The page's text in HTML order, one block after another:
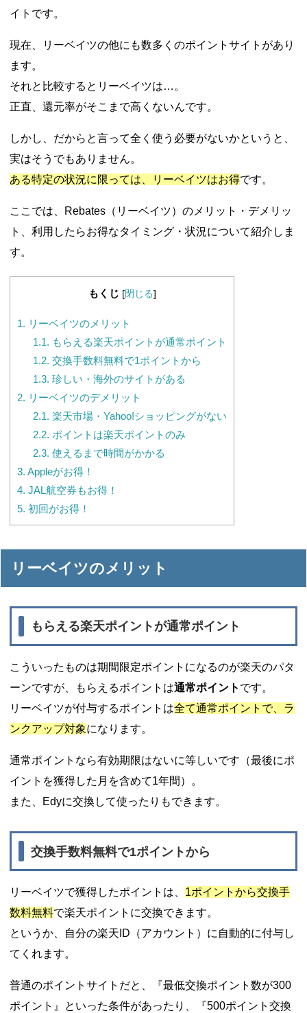
イトです。
現在、リーベイツの他にも数多くのポイントサイトがあり
ます。
それと比較するとリーベイツは…。
正直、還元率がそこまで高くないんです。
しかし、だからと言って全く使う必要がないかというと、
実はそうでもありません。
ある特定の状況に限っては、リーベイツはお得です。
ここでは、Rebates（リーベイツ）のメリット・デメリッ
ト、利用したらお得なタイミング・状況について紹介しま
す。
もくじ [閉じる]
1. リーベイツのメリット
1.1. もらえる楽天ポイントが通常ポイント
1.2. 交換手数料無料で1ポイントから
1.3. 珍しい・海外のサイトがある
2. リーベイツのデメリット
2.1. 楽天市場・Yahoo!ショッピングがない
2.2. ポイントは楽天ポイントのみ
2.3. 使えるまで時間がかかる
3. Appleがお得！
4. JAL航空券もお得！
5. 初回がお得！
リーベイツのメリット
もらえる楽天ポイントが通常ポイント
こういったものは期間限定ポイントになるのが楽天のパタ
ーンですが、もらえるポイントは通常ポイント です。
リーベイツが付与するポイントは全て通常ポイントで、ラ
ンクアップ対象になります。
通常ポイントなら有効期限はないに等しいです（最後にポ
イントを獲得した月を含めて1年間）。
また、Edyに交換して使ったりもできます。
交換手数料無料で1ポイントから
リーベイツで獲得したポイントは、 1ポイントから交換手
数料無料で楽天ポイントに交換できます。
というか、自分の楽天ID（アカウント）に自動的に付与し
てくれます。
普通のポイントサイトだと、『最低交換ポイント数が300
ポイント』といった条件があったり、『500ポイント交換